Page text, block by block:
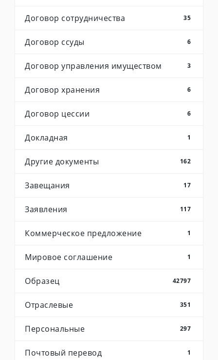
Договор сотрудничества 35
Договор ссуды 6
Договор управления имуществом 3
Договор хранения 6
Договор цессии 6
Докладная 1
Другие документы 162
Завещания 17
Заявления 117
Коммерческое предложение 1
Мировое соглашение 1
Образец 42797
Отраслевые 351
Персональные 297
Почтовый перевод 1